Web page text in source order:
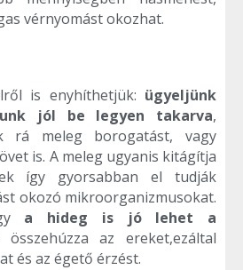
vérnyomást okozhat.
is enyhíthetjük: ügyeljünk
jól be legyen takarva,
rá meleg borogatást, vagy
is. A meleg ugyanis kitágítja
így gyorsabban el tudják
okozó mikroorganizmusokat.
a hideg is jó lehet a
összehúzza az ereket,ezáltal
és az égető érzést.